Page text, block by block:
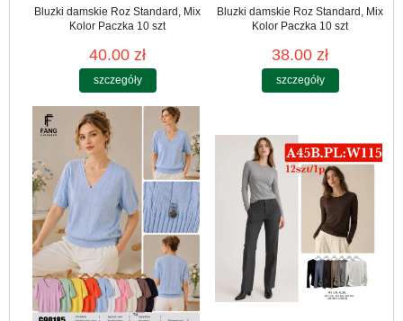
Bluzki damskie Roz Standard, Mix
Kolor Paczka 10 szt
40.00 zł
szczegóły
Bluzki damskie Roz Standard, Mix
Kolor Paczka 10 szt
38.00 zł
szczegóły